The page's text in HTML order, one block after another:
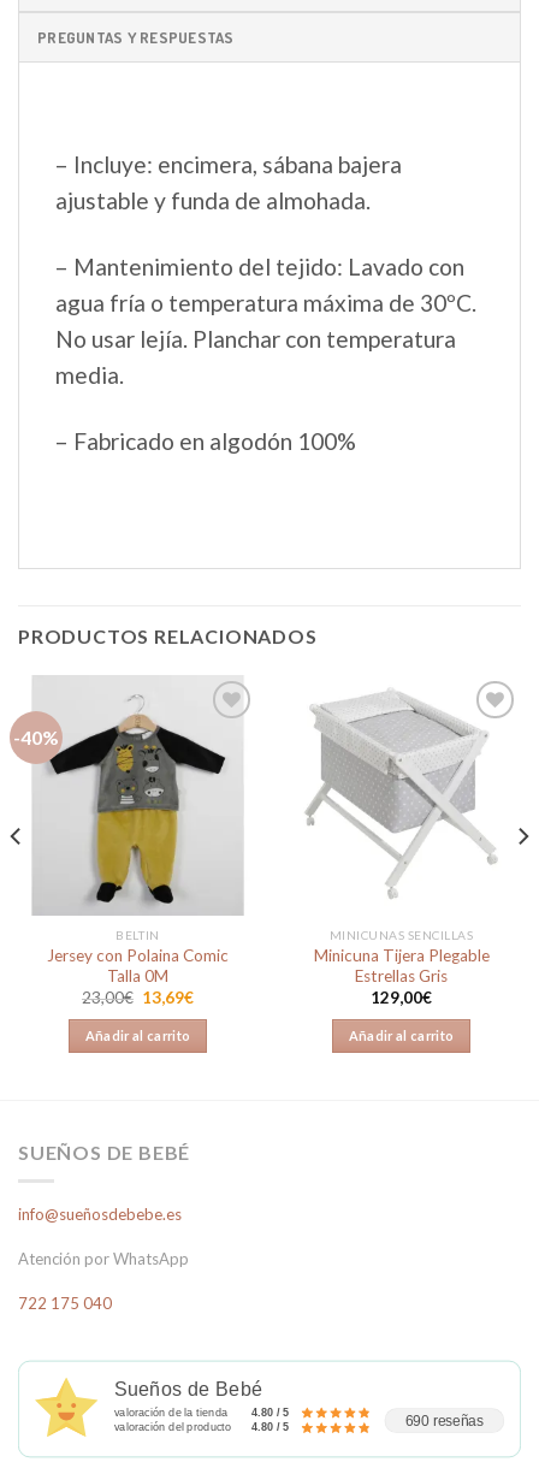
PREGUNTAS Y RESPUESTAS
– Incluye: encimera, sábana bajera
ajustable y funda de almohada.
– Mantenimiento del tejido: Lavado con
agua fría o temperatura máxima de 30ºC.
No usar lejía. Planchar con temperatura
media.
– Fabricado en algodón 100%
PRODUCTOS RELACIONADOS
-40%
Añadir
BELTIN
Jersey con Polaina Comic
Talla 0M
23,00€ El
precio
original
era:
23,00€.
13,69€El
13,69€.
Añadir al carrito
Añadir
lista de
deseos
MINICUNAS SENCILLAS
Minicuna Tijera Plegable
Estrellas Gris
129,00€
Añadir al carrito
SUEÑOS DE BEBÉ
info@sueñosdebebe.es
Atención por WhatsApp
722 175 040
Sueños de Bebé
valoración de la tienda
4.80 / 5
valoración del producto
4.80 / 5 690 reseñas